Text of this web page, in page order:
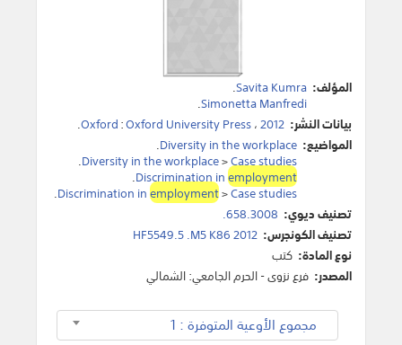
المؤلف: Savita Kumra
.
Simonetta Manfredi
.
بيانات النشر:
Oxford:Oxford University Press،2012
.
المواضيع: Diversity in the workplace
.
Diversity in the workplace>Case studies
.
Discrimination inemployment
.
Discrimination inemployment>Case studies
.
تصنيف ديوي: 658.3008.
تصنيف الكونجرس: HF5549.5 .M5 K86 2012
نوع المادة: كتب
المصدر: فرع نزوى - الحرم الجامعي: الشمالي
مجموع الأوعية المتوفرة : 1